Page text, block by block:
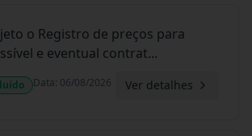
o Registro de preços para
e eventual contrat...
Data: 06/08/2026 Ver detalhes